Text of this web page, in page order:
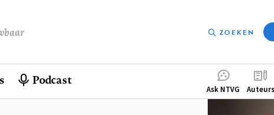
ZOEKEN
Podcast
Ask NTVG Auteurs